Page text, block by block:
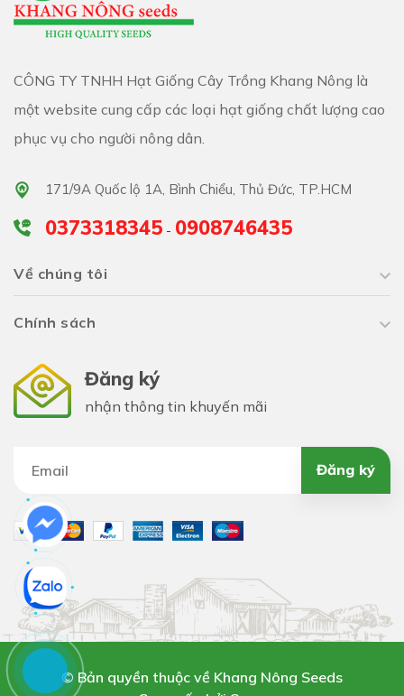
Lưu ý không được để cây bị khô hạn, có thể bón trùn quế
Hướng dẫn sử dụng rau kèo nèo
-Kèo nèothường được sử dụng làm rau sống, bóp gỏi,
luộc xào, nấu canh chua, lẩu, muối dưa....
CÔNG TY TNHH Hạt Giống Cây Trồng Khang Nông là
một website cung cấp các loại hạt giống chất lượng cao
phục vụ cho người nông dân.
171/9A Quốc lộ 1A, Bình Chiểu, Thủ Đức, TP.HCM
0373318345 - 0908746435
Về chúng tôi
Chính sách
Đăng ký
nhận thông tin khuyến mãi
Đăng ký
© Bản quyền thuộc về Khang Nông Seeds